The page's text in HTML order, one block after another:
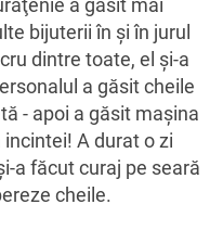
bijuterii în şi în jurul
dintre toate, el şi-a
a găsit cheile
- apoi a găsit maşina
A durat o zi
a făcut curaj pe seară
cheile.